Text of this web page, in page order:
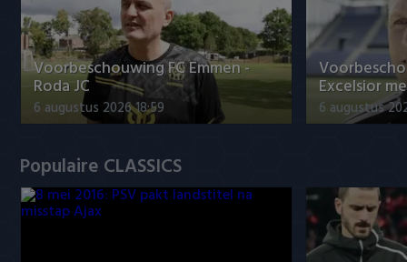
Voorbeschouwing FC Emmen -
Roda JC
6 augustus 2026 18:59
Excelsior
6 augustus
Populaire CLASSICS